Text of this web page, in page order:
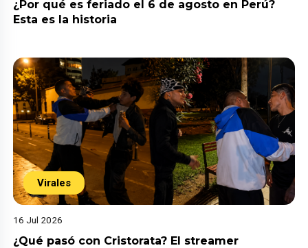
¿Por qué es feriado el 6 de agosto en Perú?
Esta es la historia
Virales
16 Jul 2026
¿Qué pasó con Cristorata? El streamer